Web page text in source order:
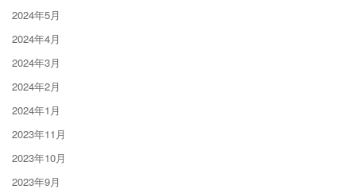
2024年5月
2024年4月
2024年3月
2024年2月
2024年1月
2023年11月
2023年10月
2023年9月